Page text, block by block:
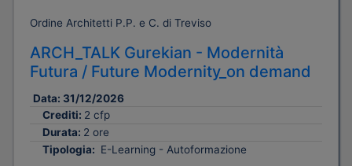
Ordine Architetti P.P. e C. di Treviso
ARCH_TALK Gurekian - Modernità
Futura / Future Modernity_on demand
Data: 31/12/2026
Crediti: 2 cfp
Durata: 2 ore
Tipologia: E-Learning - Autoformazione